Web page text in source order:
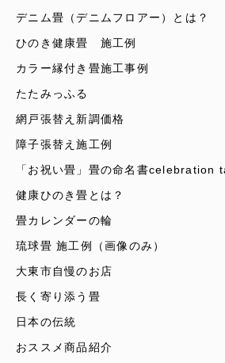
デニム畳（デニムフロアー）とは？
ひのき健康畳 施工例
カラー縁付き畳施工事例
たたみっふる
網戸張替え新調価格
障子張替え施工例
「お祝い畳」畳の命名書celebration
健康ひのき畳とは？
畳カレンダーの輪
琉球畳 施工例（画像のみ）
大東市自慢のお店
長く寄り添う畳
日本の伝統
おススメ商品紹介